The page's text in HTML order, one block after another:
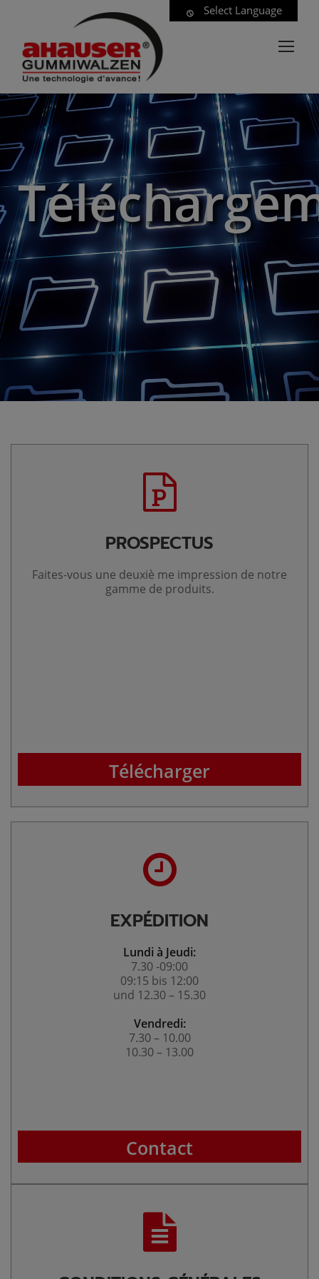
Select Language
PROSPECTUS
Faites-vous une deuxiè me impression de notre
gamme de produits.
Télécharger
EXPÉDITION
Lundi à Jeudi:
7.30 -09:00
09:15 bis 12:00
und 12.30 – 15.30
Vendredi:
7.30 – 10.00
10.30 – 13.00
Contact